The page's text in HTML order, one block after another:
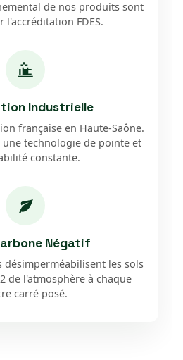
de nos produits sont
l'accréditation FDES.
Industrielle
française en Haute-Saône.
technologie de pointe et
constante.
Négatif
désimperméabilisent les sols
de l'atmosphère à chaque
carré posé.